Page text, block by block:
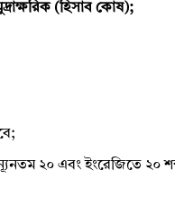
(হিসাব কোষ);
ন্যূনতম ২০ এবং ইংরেজিতে ২০